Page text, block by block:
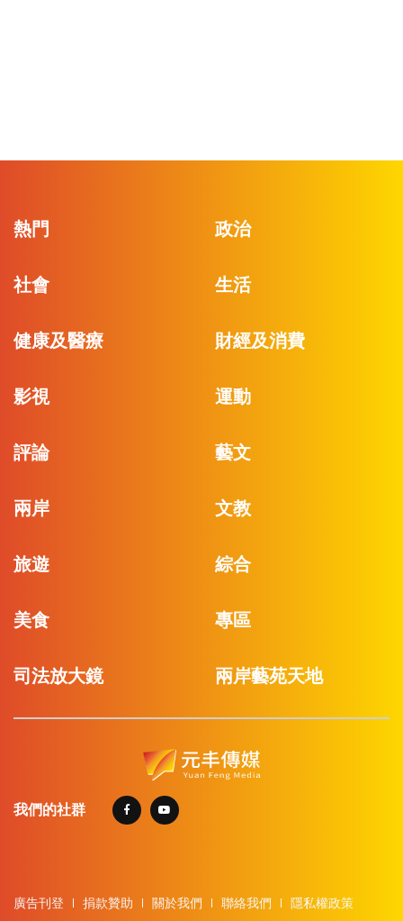
熱門 政治
社會 生活
健康及醫療 財經及消費
影視 運動
評論 藝文
兩岸 文教
旅遊 綜合
美食 專區
司法放大鏡 兩岸藝苑天地
我們的社群
廣告刊登 捐款贊助 關於我們 聯絡我們 隱私權政策